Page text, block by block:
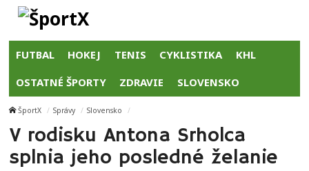
FUTBAL HOKEJ TENIS CYKLISTIKA KHL
OSTATNÉ ŠPORTY ZDRAVIE SLOVENSKO
ŠportX Správy Slovensko
V rodisku Antona Srholca
splnia jeho posledné želanie